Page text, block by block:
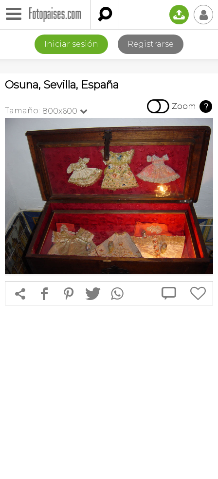
 📤 👤
Iniciar sesión Registrarse
Osuna, Sevilla, España
Tamaño: 800x600   Zoom ?
 f 1 T  